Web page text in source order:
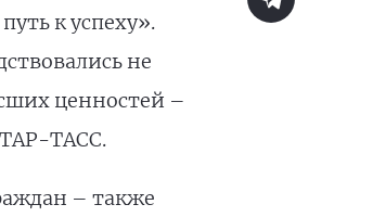
к успеху».
не
ценностей –
ТАСС.
– также